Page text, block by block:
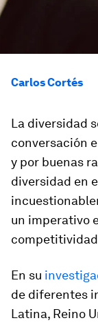
Carlos Cortés
La diversidad
conversación
y por buenas
diversidad en
un imperativo
En su
de diferentes
Latina, Reino